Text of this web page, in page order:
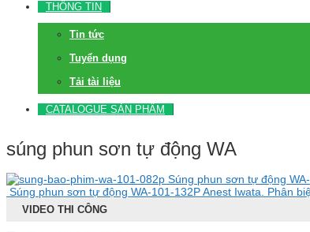
THÔNG TIN
Tin tức
Tuyển dụng
Tải tài liệu
CATALOGUE SẢN PHẨM
súng phun sơn tự động WA
Súng phun sơn tự động
Súng phun sơn tự động WA-101-132P Anest Iwata. Phân
VIDEO THI CÔNG